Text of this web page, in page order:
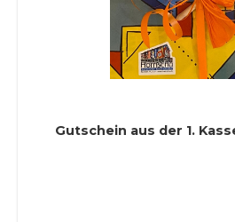
Gutschein aus der 1.